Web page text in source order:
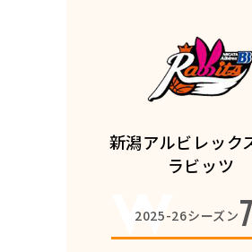
新潟アルビレック
ラビッツ
2025-26シーズン